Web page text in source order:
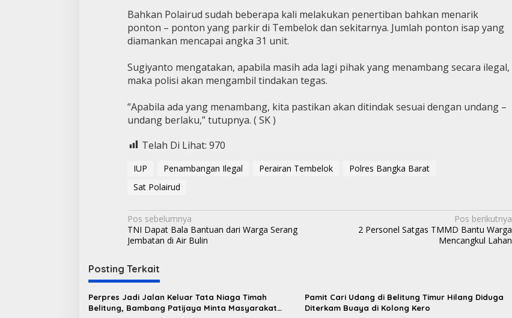
Bahkan Polairud sudah beberapa kali melakukan penertiban bahkan menarik
ponton – ponton yang parkir di Tembelok dan sekitarnya. Jumlah ponton isap yang
diamankan mencapai angka 31 unit.
Sugiyanto mengatakan, apabila masih ada lagi pihak yang menambang secara ilegal,
maka polisi akan mengambil tindakan tegas.
“Apabila ada yang menambang, kita pastikan akan ditindak sesuai dengan undang –
undang berlaku,” tutupnya. ( SK )
Telah Di Lihat: 970
IUP Penambangan Ilegal Perairan Tembelok
Polres Bangka Barat
Sat Polairud
N
a
i
g
a
Pos sebelumnya
TNI Dapat Bala Bantuan dari Warga Serang
Jembatan di Air Bulin
Pos berikutnya
2 Personel Satgas TMMD Bantu Warga
Mencangkul Lahan
Posting Terkait
Perpres Jadi Jalan Keluar Tata Niaga Timah
Belitung, Bambang Patijaya Minta Masyarakat
Pamit Cari Udang di Belitung Timur Hilang Diduga
Diterkam Buaya di Kolong Kero